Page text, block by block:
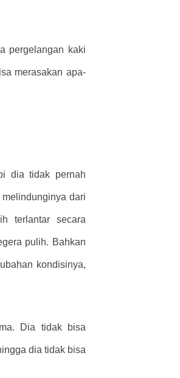
pergelangan kaki
merasakan apa-
dia tidak pernah
dari
terlantar secara
pulih. Bahkan
kondisinya,
Dia tidak bisa
dia tidak bisa